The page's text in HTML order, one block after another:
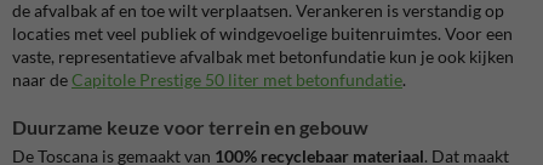
de afvalbak af en toe wilt verplaatsen. Verankeren is verstandig op
locaties met veel publiek of windgevoelige buitenruimtes. Voor een
vaste, representatieve afvalbak met betonfundatie kun je ook kijken
naar deCapitole Prestige 50 liter met betonfundatie.
Duurzame keuze voor terrein en gebouw
De Toscana is gemaakt van 100% recyclebaar materiaal. Dat maakt